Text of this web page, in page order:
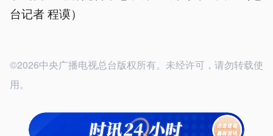
台记者 程谟）
©2026中央广播电视总台版权所有。未经许可，请勿转载使
用。